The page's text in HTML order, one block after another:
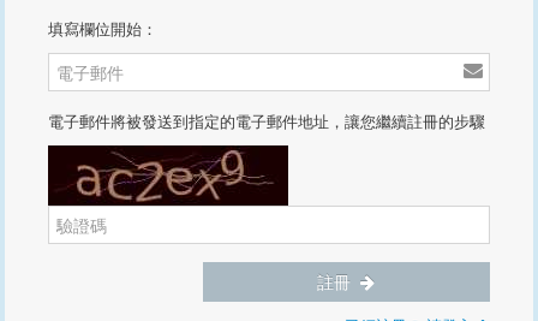
填寫欄位開始：
電子郵件將被發送到指定的電子郵件地址，讓您繼續註冊的步驟
註冊